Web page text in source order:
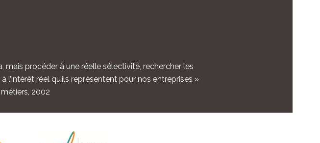
procéder à une réelle sélectivité, rechercher les
réel qu’ils représentent pour nos entreprises »
2002